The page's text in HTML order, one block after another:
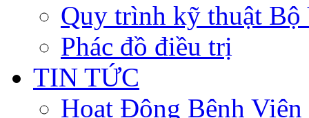
Quy trình kỹ thuật Bộ
Phác đồ điều trị
TIN TỨC
Hoạt Động Bệnh Viện